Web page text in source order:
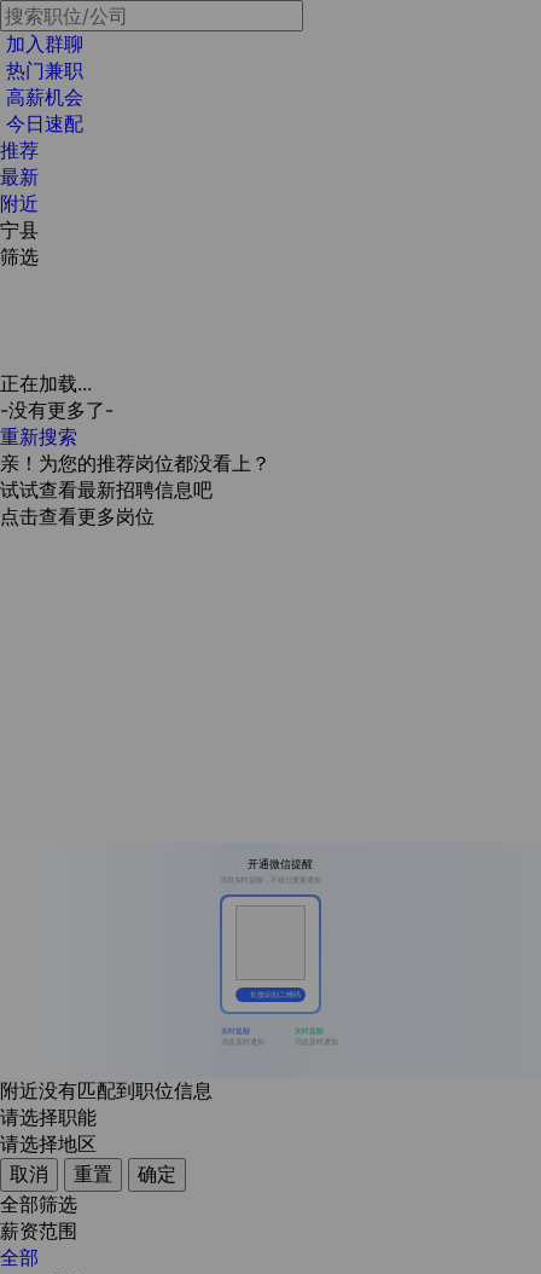
加入群聊
热门兼职
高薪机会
今日速配
推荐
最新
附近
宁县
筛选
正在加载...
-没有更多了-
重新搜索
亲！为您的推荐岗位都没看上？
试试查看最新招聘信息吧
点击查看更多岗位
开通微信提醒
消息实时提醒，不错过重要通知
长按识别二维码
实时提醒
消息及时通知
实时提醒
消息及时通知
附近没有匹配到职位信息
请选择职能
请选择地区
取消
重置
确定
全部筛选
薪资范围
全部